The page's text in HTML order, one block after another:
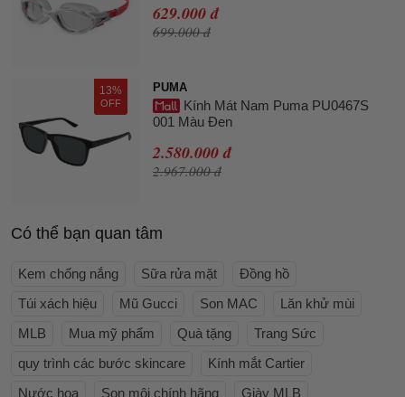
629.000 đ
699.000 đ
13%
OFF
PUMA
Kính Mát Nam Puma PU0467S
001 Màu Đen
2.580.000 đ
2.967.000 đ
Có thể bạn quan tâm
Kem chống nắng Sữa rửa mặt
Đồng hồ
Túi xách hiệu
Mũ Gucci Son MAC
Lăn khử mùi
MLB
Mua mỹ phẩm Quà tặng
Trang Sức
quy trình các bước skincare
Kính mắt Cartier
Nước hoa
Son môi chính hãng Giày MLB